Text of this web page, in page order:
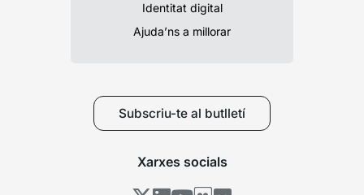
Identitat digital
Ajuda’ns a millorar
Subscriu-te al butlletí
Xarxes socials